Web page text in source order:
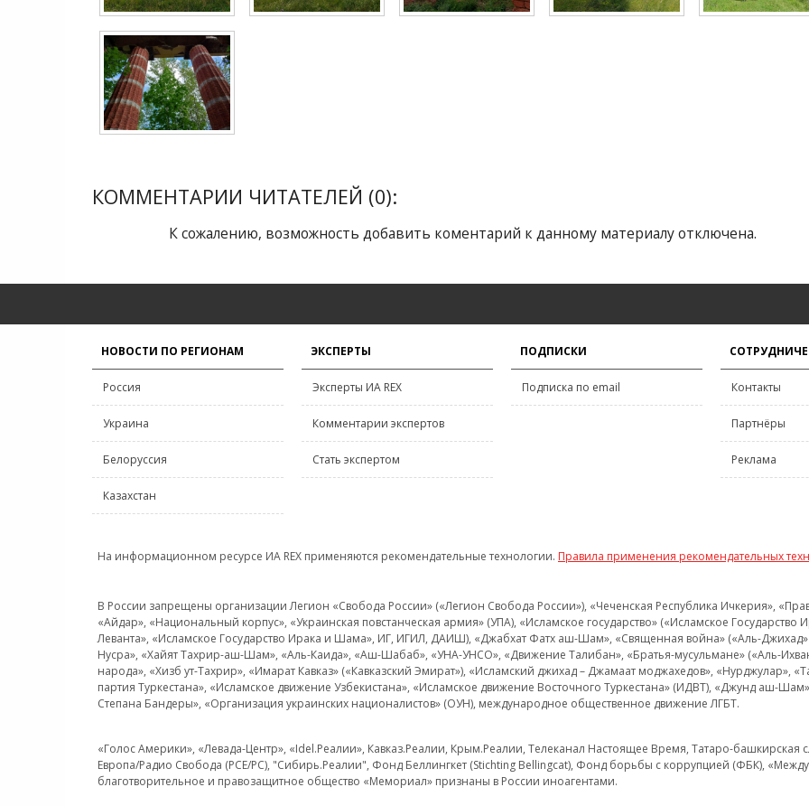
КОММЕНТАРИИ ЧИТАТЕЛЕЙ (0):
К сожалению, возможность добавить коментарий к данному материалу отключена.
НОВОСТИ ПО РЕГИОНАМ
Россия
Украина
Белоруссия
Казахстан
ЭКСПЕРТЫ
Эксперты ИА REX
Комментарии экспертов
Стать экспертом
ПОДПИСКИ
Подписка по email Контакты
Партнёры
Реклама
На информационном ресурсе ИА REX применяются рекомендательные технологии. Правила применения рекомендательных
В России запрещены организации Легион «Свобода России» («Легион Свобода России»), «Чеченская Республика Ичкерия»,
«Айдар», «Национальный корпус», «Украинская повстанческая армия» (УПА), «Исламское государство» («Исламское
Леванта», «Исламское Государство Ирака и Шама», ИГ, ИГИЛ, ДАИШ), «Джабхат Фатх аш-Шам», «Священная война» («Аль-Джихад»
Нусра», «Хайят Тахрир-аш-Шам», «Аль-Каида», «Аш-Шабаб», «УНА-УНСО», «Движение Талибан», «Братья-мусульмане» («Аль-
народа», «Хизб ут-Тахрир», «Имарат Кавказ» («Кавказский Эмират»), «Исламский джихад – Джамаат моджахедов», «Нурджулар»,
партия Туркестана», «Исламское движение Узбекистана», «Исламское движение Восточного Туркестана» (ИДВТ), «Джунд аш-
Степана Бандеры», «Организация украинских националистов» (ОУН), международное общественное движение ЛГБТ.
«Голос Америки», «Левада-Центр», «Idel.Реалии», Кавказ.Реалии, Крым.Реалии, Телеканал Настоящее Время, Татаро-
Европа/Радио Свобода (PCE/PC), "Сибирь.Реалии", Фонд Беллингкет (Stichting Bellingcat), Фонд борьбы с коррупцией (ФБК),
благотворительное и правозащитное общество «Мемориал» признаны в России иноагентами.